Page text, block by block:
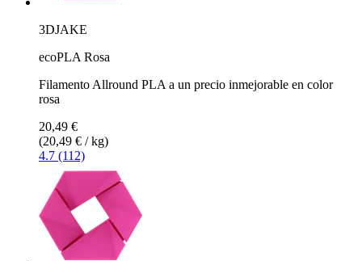
3DJAKE
ecoPLA Rosa
Filamento Allround PLA a un precio inmejorable en color
rosa
20,49 €
(20,49 € / kg)
4.7 (112)